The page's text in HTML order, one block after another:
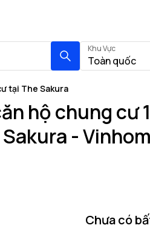
Khu Vực
Toàn quốc
tại The Sakura
hộ chung cư
-
Chưa có